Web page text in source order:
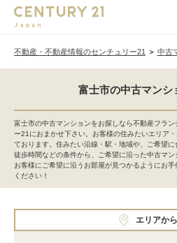
不動産・不動産情報のセンチュリー21 中古
富士市の中古マンシ
富士市の中古マンションをお探しなら不動産フラ
ー21におまかせ下さい。お客様の住みたいエリア
ております。住みたい沿線・駅・地域や、ご希望に
徒歩時間などの条件から、ご希望に沿った中古マン
お客様にご希望に沿うお部屋が見つかるようにお
ください！
エリアか